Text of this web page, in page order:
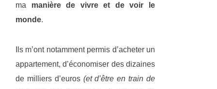
ma manière de vivre et de voir le
monde.
Ils m’ont notamment permis d’acheter un
appartement, d’économiser des dizaines
de milliers d’euros (et d’être en train de